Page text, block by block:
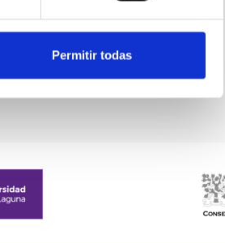
Permitir todas